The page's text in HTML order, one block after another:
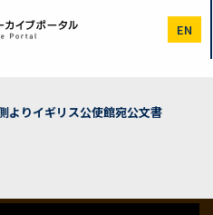
EN
りイギリス公使館宛公文書